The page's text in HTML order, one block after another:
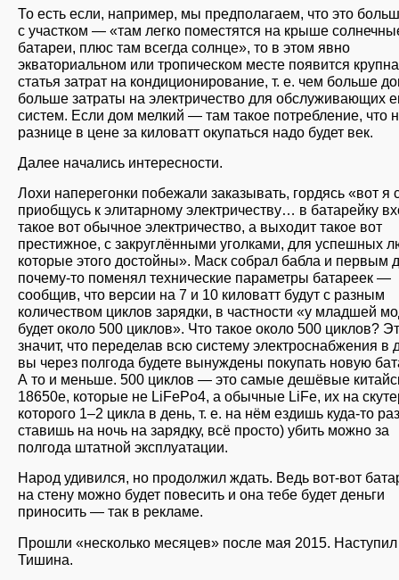
То есть если, например, мы предполагаем, что это
с участком — «там легко поместятся на крыше
батареи, плюс там всегда солнце», то в этом явно
экваториальном или тропическом месте появится
статья затрат на кондиционирование, т. е. чем больше
больше затраты на электричество для обслуживающих
систем. Если дом мелкий — там такое потребление, что
разнице в цене за киловатт окупаться надо будет век.
Далее начались интересности.
Лохи наперегонки побежали заказывать, гордясь «вот я
приобщусь к элитарному электричеству… в батарейку
такое вот обычное электричество, а выходит такое вот
престижное, с закруглёнными уголками, для успешных
которые этого достойны». Маск собрал бабла и первым
почему-то поменял технические параметры батареек —
сообщив, что версии на 7 и 10 киловатт будут с разным
количеством циклов зарядки, в частности «у младшей
будет около 500 циклов». Что такое около 500 циклов?
значит, что переделав всю систему электроснабжения в
вы через полгода будете вынуждены покупать новую
А то и меньше. 500 циклов — это самые дешёвые
18650е, которые не LiFePo4, а обычные LiFe, их на
которого 1–2 цикла в день, т. е. на нём ездишь куда-то
ставишь на ночь на зарядку, всё просто) убить можно за
полгода штатной эксплуатации.
Народ удивился, но продолжил ждать. Ведь вот-вот
на стену можно будет повесить и она тебе будет деньги
приносить — так в рекламе.
Прошли «несколько месяцев» после мая 2015.
Тишина.